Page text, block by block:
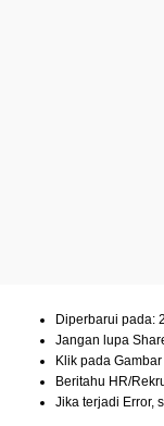
Diperbarui pada:
Jangan lupa
Klik pada
Beritahu HR/
Jika terjadi Error,